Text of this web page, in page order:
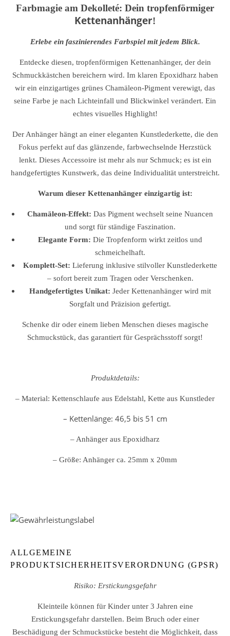
Farbmagie am Dekolleté: Dein tropfenförmiger
Kettenanhänger!
Erlebe ein faszinierendes Farbspiel mit jedem Blick.
Entdecke diesen, tropfenförmigen Kettenanhänger, der dein
Schmuckkästchen bereichern wird. Im klaren Epoxidharz haben
wir ein einzigartiges grünes Chamäleon-Pigment verewigt, das
seine Farbe je nach Lichteinfall und Blickwinkel verändert. Ein
echtes visuelles Highlight!
Der Anhänger hängt an einer eleganten Kunstlederkette, die den
Fokus perfekt auf das glänzende, farbwechselnde Herzstück
lenkt. Dieses Accessoire ist mehr als nur Schmuck; es ist ein
handgefertigtes Kunstwerk, das deine Individualität unterstreicht.
Warum dieser Kettenanhänger einzigartig ist:
Chamäleon-Effekt: Das Pigment wechselt seine Nuancen
und sorgt für ständige Faszination.
Elegante Form: Die Tropfenform wirkt zeitlos und
schmeichelhaft.
Komplett-Set: Lieferung inklusive stilvoller Kunstlederkette
– sofort bereit zum Tragen oder Verschenken.
Handgefertigtes Unikat: Jeder Kettenanhänger wird mit
Sorgfalt und Präzision gefertigt.
Schenke dir oder einem lieben Menschen dieses magische
Schmuckstück, das garantiert für Gesprächsstoff sorgt!
Produktdetails:
– Material: Kettenschlaufe aus Edelstahl, Kette aus Kunstleder
– Kettenlänge: 46,5 bis 51 cm
– Anhänger aus Epoxidharz
– Größe: Anhänger ca. 25mm x 20mm
ALLGEMEINE
PRODUKTSICHERHEITSVERORDNUNG (GPSR)
Risiko: Erstickungsgefahr
Kleinteile können für Kinder unter 3 Jahren eine
Erstickungsgefahr darstellen. Beim Bruch oder einer
Beschädigung der Schmuckstücke besteht die Möglichkeit, dass